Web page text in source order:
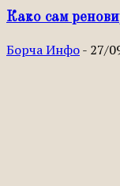
Како сам
Борча Инфо- 27/